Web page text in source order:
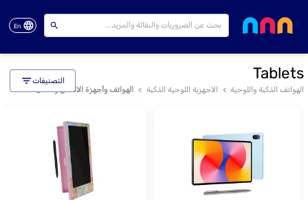
En
Tablets
الهواتف الذكية واللوحية الاجهزية اللوحية الذكية الهواتف وأجهزة الاتصال والأمان
التصنيفات